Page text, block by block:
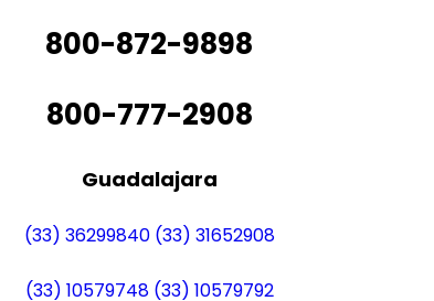
800-872-9898
800-777-2908
Guadalajara
(33) 36299840 (33) 31652908
(33) 10579748 (33) 10579792